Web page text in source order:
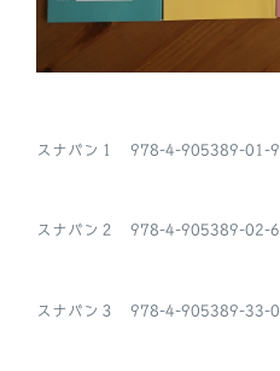
スナバン１ 978-4-905389-01-9
スナバン２ 978-4-905389-02-6
スナバン３ 978-4-905389-33-0